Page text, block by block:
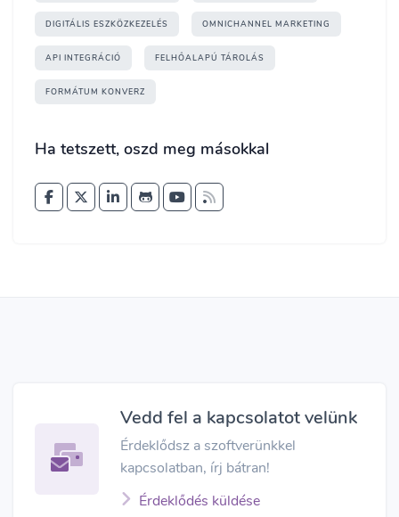
DIGITÁLIS ESZKÖZKEZELÉS OMNICHANNEL MARKETING
API INTEGRÁCIÓ FELHŐALAPÚ TÁROLÁS
FORMÁTUM KONVERZ
Ha tetszett, oszd meg másokkal
Vedd fel a kapcsolatot velünk
Érdeklődsz a szoftverünkkel
kapcsolatban, írj bátran!
Érdeklődés küldése